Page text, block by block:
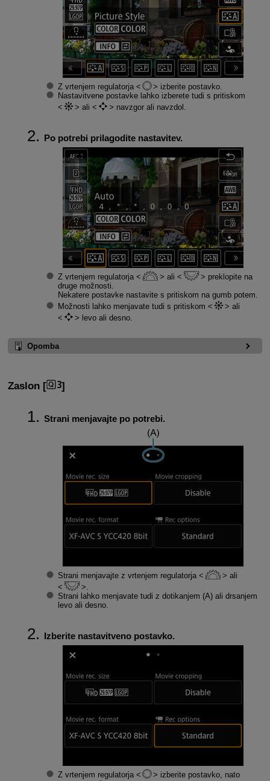
Z vrtenjem regulatorja
izberite postavko.
Nastavitvene postavke lahko izberete tudi s pritiskom
ali
navzgor ali navzdol.
Po potrebi prilagodite nastavitev.
Z vrtenjem regulatorja ali
preklopite na
druge možnosti.
Nekatere postavke nastavite s pritiskom na gumb potem.
Možnosti lahko menjavate tudi s pritiskom
ali
levo ali desno.
Opomba
Zaslon [ ]
Strani menjavajte po potrebi.
Strani menjavajte z vrtenjem regulatorja
ali
.
Strani lahko menjavate tudi z dotikanjem (A) ali drsanjem
levo ali desno.
Izberite nastavitveno postavko.
Z vrtenjem regulatorja
izberite postavko, nato